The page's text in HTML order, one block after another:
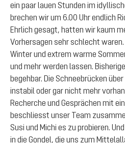
ein paar lauen Stunden im
brechen wir um 6.00 Uhr endlich
Ehrlich gesagt, hatten wir kaum
Vorhersagen sehr schlecht
Winter und extrem warme
und mehr werden lassen.
begehbar. Die Schneebrücken
instabil oder gar nicht mehr
Recherche und Gesprächen mit
beschliesst unser Team
Susi und Michi es zu probieren.
in die Gondel, die uns zum